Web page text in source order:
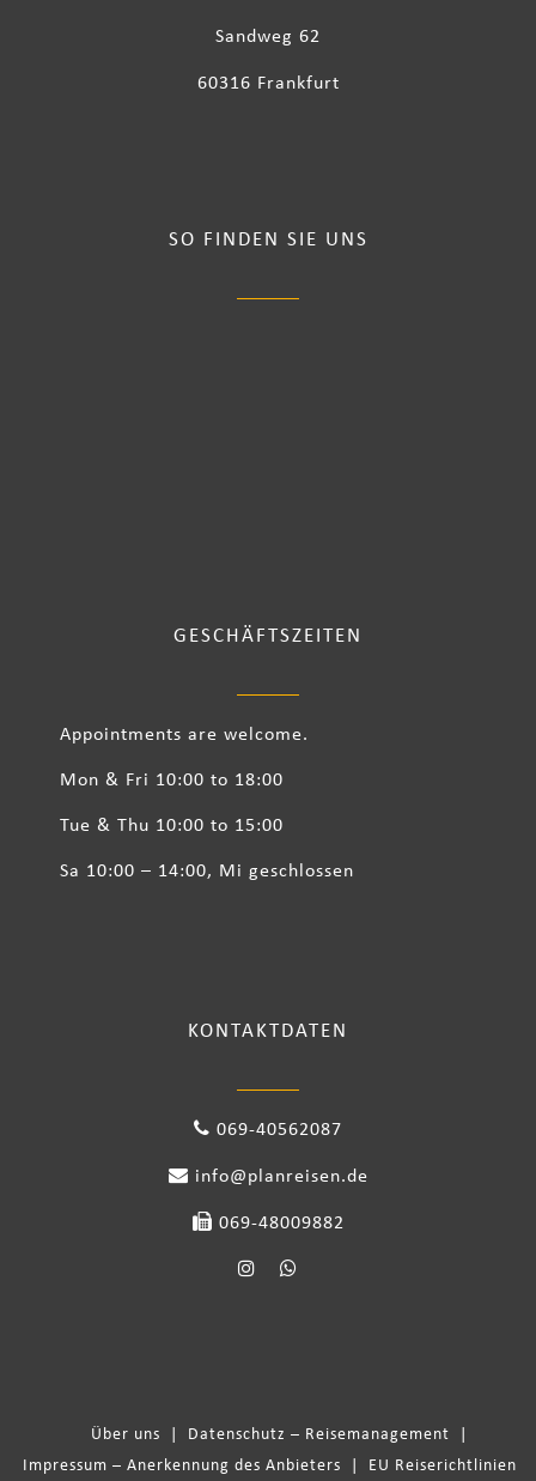
Sandweg 62
60316 Frankfurt
SO FINDEN SIE UNS
GESCHÄFTSZEITEN
Appointments are welcome.
Mon & Fri 10:00 to 18:00
Tue & Thu 10:00 to 15:00
Sa 10:00 – 14:00, Mi geschlossen
KONTAKTDATEN
069-40562087
info@planreisen.de
069-48009882
Über uns Datenschutz – Reisemanagement
Impressum – Anerkennung des Anbieters
EU Reiserichtlinien